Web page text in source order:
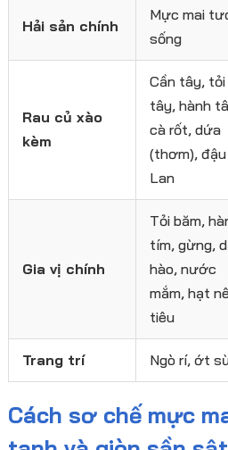
Hải sản chính
Mực mai
sống
Rau củ xào
kèm
Cần tây, tỏi
tây, hành
cà rốt, dứa
(thơm), đậu
Lan
Gia vị chính
Tỏi băm,
tím, gừng,
hào, nước
mắm, hạt
tiêu
Trang trí Ngò rí, ớt
Cách sơ chế mực